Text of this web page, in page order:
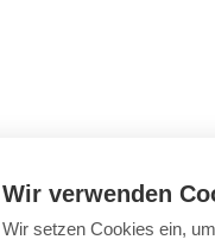
Wir verwenden
Wir setzen Cookies ein,